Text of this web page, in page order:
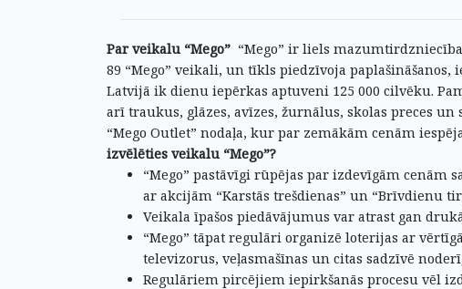
Par veikalu “Mego” “Mego” ir liels
89 “Mego” veikali, un tīkls piedzīvoja
Latvijā ik dienu iepērkas aptuveni 125 000 cilvēku.
arī traukus, glāzes, avīzes, žurnālus, skolas preces un
“Mego Outlet” nodaļa, kur par zemākām cenām
izvēlēties veikalu “Mego”?
“Mego” pastāvīgi rūpējas par izdevīgām
ar akcijām “Karstās trešdienas” un “Brīvdienu
Veikala īpašos piedāvājumus var atrast gan
“Mego” tāpat regulāri organizē loterijas ar
televizorus, veļasmašīnas un citas sadzīvē
Regulāriem pircējiem iepirkšanās procesu vēl